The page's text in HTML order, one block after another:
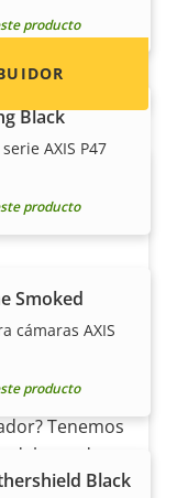
producto
Black
AXIS P47
producto
Smoked
cámaras AXIS
producto
Black
Tenemos
del mundo.
uno de ellos!